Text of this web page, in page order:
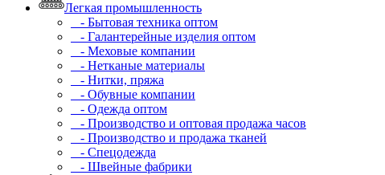
Легкая промышленность
- Бытовая техника оптом
- Галантерейные изделия оптом
- Меховые компании
- Нетканые материалы
- Нитки, пряжа
- Обувные компании
- Одежда оптом
- Производство и оптовая продажа часов
- Производство и продажа тканей
- Спецодежда
- Швейные фабрики